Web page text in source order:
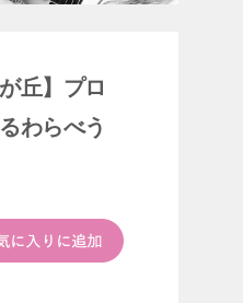
丘】プロ
わらべう